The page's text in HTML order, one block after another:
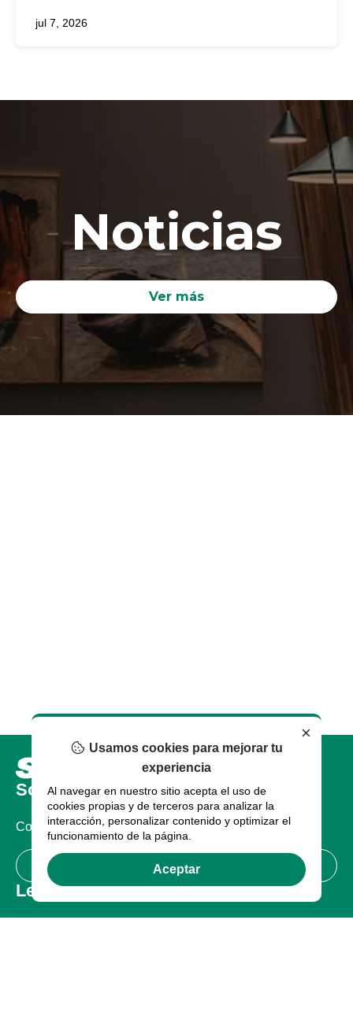
jul 7, 2026
Noticias
Ver más
Sobre nosotros
Compañia
Certificaciones
Legal
×
Usamos cookies para mejorar tu
experiencia
Al navegar en nuestro sitio acepta el uso de
cookies propias y de terceros para analizar la
interacción, personalizar contenido y optimizar el
funcionamiento de la página.
Aceptar